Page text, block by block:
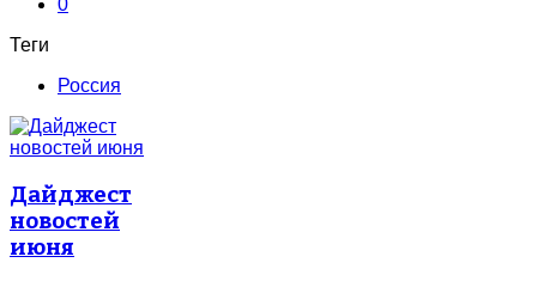
0
Теги
Россия
Дайджест
новостей
июня